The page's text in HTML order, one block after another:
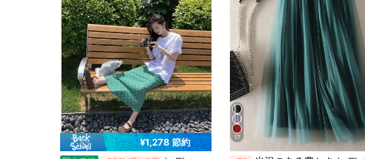
¥1,278 節約 17